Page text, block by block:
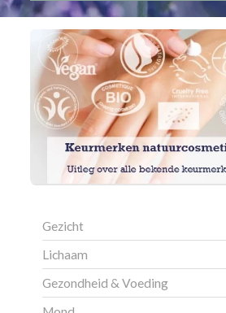
Gezicht
Lichaam
Gezondheid & Voeding